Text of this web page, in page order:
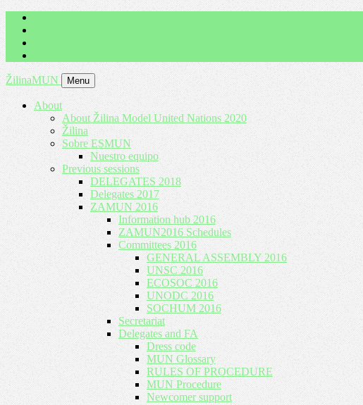
ŽilinaMUN Menu
About
About Žilina Model United Nations 2020
Žilina
Sobre ESMUN
Nuestro equipo
Previous sessions
DELEGATES 2018
Delegates 2017
ZAMUN 2016
Information hub 2016
ZAMUN2016 Schedules
Committees 2016
GENERAL ASSEMBLY 2016
UNSC 2016
ECOSOC 2016
UNODC 2016
SOCHUM 2016
Secretariat
Delegates and FA
Dress code
MUN Glossary
RULES OF PROCEDURE
MUN Procedure
Newcomer support